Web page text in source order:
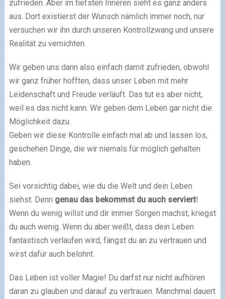
zufrieden. Aber im tiefsten Inneren sieht es ganz anders
aus. Dort existierst der Wunsch nämlich immer noch, nur
versuchen wir ihn durch unseren Kontrollzwang und unsere
Realität zu vernichten.
Wir geben uns dann also einfach damit zufrieden, obwohl
wir ganz früher hofften, dass unser Leben mit mehr
Leidenschaft und Freude verläuft. Das tut es aber nicht,
weil es das nicht kann. Wir geben dem Leben gar nicht die
Möglichkeit dazu.
Geben wir diese Kontrolle einfach mal ab und lassen los,
geschehen Dinge, die wir niemals für möglich gehalten
haben.
Sei vorsichtig dabei, wie du die Welt und dein Leben
siehst. Denn genau das bekommst du auch serviert!
Wenn du wenig willst und dir immer Sorgen machst, kriegst
du auch wenig. Wenn du aber weißt, dass dein Leben
fantastisch verlaufen wird, fängst du an zu vertrauen und
wirst dafür auch belohnt.
Das Leben ist voller Magie! Du darfst nur nicht aufhören
daran zu glauben und darauf zu vertrauen. Manchmal dauert